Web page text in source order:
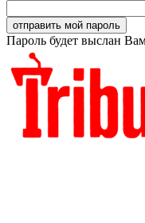
Пароль будет выслан